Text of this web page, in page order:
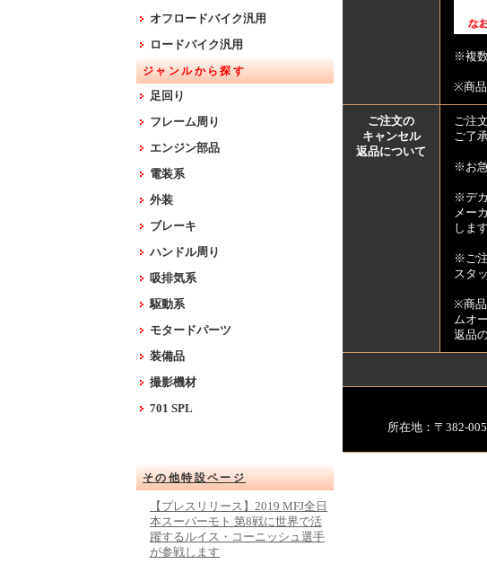
オフロードバイク汎用
ロードバイク汎用
ジャンルから探す
足回り
フレーム周り
エンジン部品
電装系
外装
ブレーキ
ハンドル周り
吸排気系
駆動系
モタードパーツ
装備品
撮影機材
701 SPL
その他特設ページ
【プレスリリース】2019 MFJ全日
本スーパーモト 第8戦に世界で活
躍するルイス・コーニッシュ選手
が参戦します
※複
※商品
ご注文の
キャンセル
返品について
ご注
ご了
※お
※デ
メー
します
※ご
スタ
※商品
ムオ
返品
所在地：〒382-